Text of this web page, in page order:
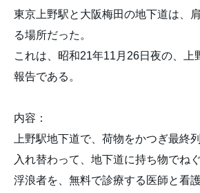
東京上野駅と大阪梅田の地下道は、
る場所だった。
これは、昭和21年11月26日夜の、上
報告である。
内容：
上野駅地下道で、荷物をかつぎ最終
入れ替わって、地下道に持ち物でね
浮浪者を、無料で診療する医師と看護